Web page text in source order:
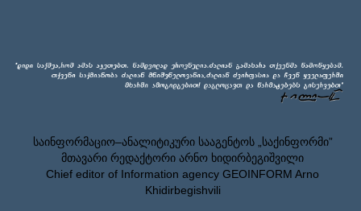
საინფორმაციო–ანალიტიკური სააგენტოს „საქინფორმი”
მთავარი რედაქტორი არნო ხიდირბეგიშვილი
Chief editor of Information agency GEOINFORM Arno
Khidirbegishvili